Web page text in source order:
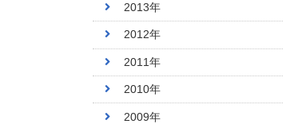
2013年
2012年
2011年
2010年
2009年